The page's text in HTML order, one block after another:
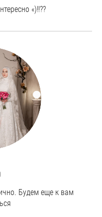
«)!!??
Будем еще к вам